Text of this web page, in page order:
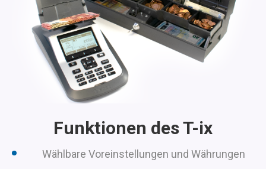
Funktionen des T-ix
Wählbare Voreinstellungen und Währungen